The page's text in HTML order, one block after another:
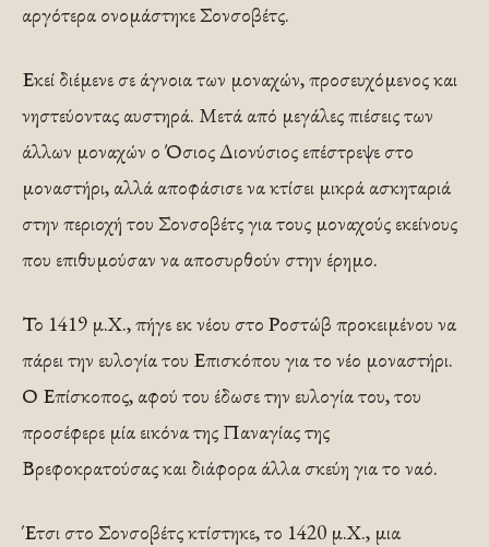
αργότερα ονομάστηκε Σονσοβέτς.
Εκεί διέμενε σε άγνοια των μοναχών, προσευχόμενος και
νηστεύοντας αυστηρά. Μετά από μεγάλες πιέσεις των
άλλων μοναχών ο Όσιος Διονύσιος επέστρεψε στο
μοναστήρι, αλλά αποφάσισε να κτίσει μικρά ασκηταριά
στην περιοχή του Σονσοβέτς για τους μοναχούς εκείνους
που επιθυμούσαν να αποσυρθούν στην έρημο.
Το 1419 μ.Χ., πήγε εκ νέου στο Ροστώβ προκειμένου να
πάρει την ευλογία του Επισκόπου για το νέο μοναστήρι.
Ο Επίσκοπος, αφού του έδωσε την ευλογία του, του
προσέφερε μία εικόνα της Παναγίας της
Βρεφοκρατούσας και διάφορα άλλα σκεύη για το ναό.
Έτσι στο Σονσοβέτς κτίστηκε, το 1420 μ.Χ., μια